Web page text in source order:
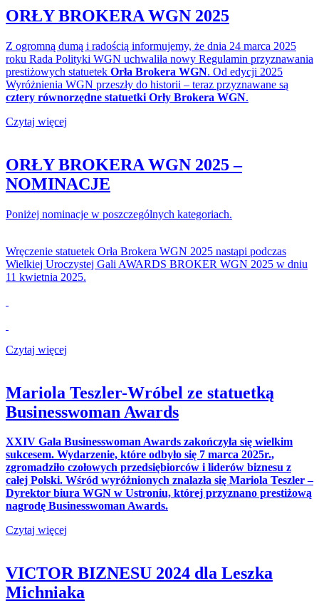
ORŁY BROKERA WGN 2025
Z ogromną dumą i radością informujemy, że dnia 24 marca 2025
roku Rada Polityki WGN uchwaliła nowy Regulamin przyznawania
prestiżowych statuetek Orła Brokera WGN. Od edycji 2025
Wyróżnienia WGN przeszły do historii – teraz przyznawane są
cztery równorzędne statuetki Orły Brokera WGN.
Czytaj więcej
ORŁY BROKERA WGN 2025 –
NOMINACJE
Poniżej nominacje w poszczególnych kategoriach.
Wręczenie statuetek Orła Brokera WGN 2025 nastąpi podczas
Wielkiej Uroczystej Gali AWARDS BROKER WGN 2025 w dniu
11 kwietnia 2025.
Czytaj więcej
Mariola Teszler-Wróbel ze statuetką
Businesswoman Awards
XXIV Gala Businesswoman Awards zakończyła się wielkim
sukcesem. Wydarzenie, które odbyło się 7 marca 2025r.,
zgromadziło czołowych przedsiębiorców i liderów biznesu z
całej Polski. Wśród wyróżnionych znalazła się Mariola Teszler –
Dyrektor biura WGN w Ustroniu, której przyznano prestiżową
nagrodę Businesswoman Awards.
Czytaj więcej
VICTOR BIZNESU 2024 dla Leszka
Michniaka